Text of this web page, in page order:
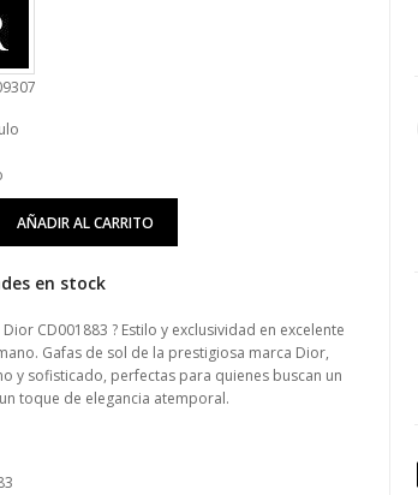
AÑADIR AL CARRITO
en stock
Dior CD001883 ? Estilo y exclusividad en excelente
Gafas de sol de la prestigiosa marca Dior,
y sofisticado, perfectas para quienes buscan un
toque de elegancia atemporal.